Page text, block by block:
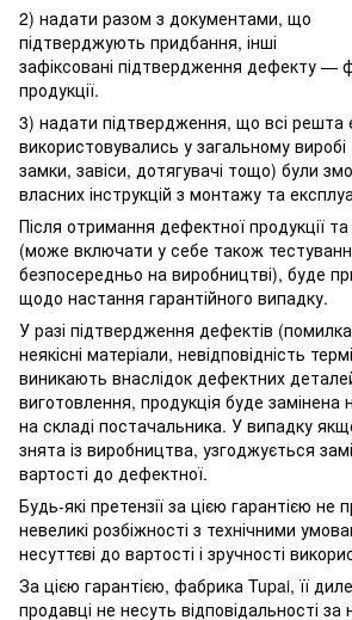
2) надати разом з документами, що
підтверджують придбання, інші
зафіксовані підтвердження дефекту —
продукції.
3) надати підтвердження, що всі решта
використовувались у загальному
замки, завіси, дотягувачі тощо) були
власних інструкцій з монтажу та
Після отримання дефектної продукції та
(може включати у себе також
безпосередньо на виробництві), буде
щодо настання гарантійного випадку.
У разі підтвердження дефектів
неякісні матеріали, невідповідність
виникають внаслідок дефектних
виготовлення, продукція буде замінена
на складі постачальника. У випадку
знята із виробництва, узгоджується
вартості до дефектної.
Будь-які претензії за цією гарантією
невеликі розбіжності з технічними
несуттєві до вартості і зручності
За цією гарантією, фабрика Tupai, її
продавці не несуть відповідальності за